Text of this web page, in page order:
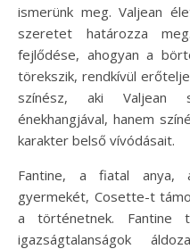
ismerünk meg. Valjean
szeretet határozza
fejlődése, ahogyan a
törekszik, rendkívül
színész, aki Valjean
énekhangjával, hanem
karakter belső vívódásait.
Fantine, a fiatal anya,
gyermekét, Cosette-t
a történetnek. Fantine
igazságtalanságok